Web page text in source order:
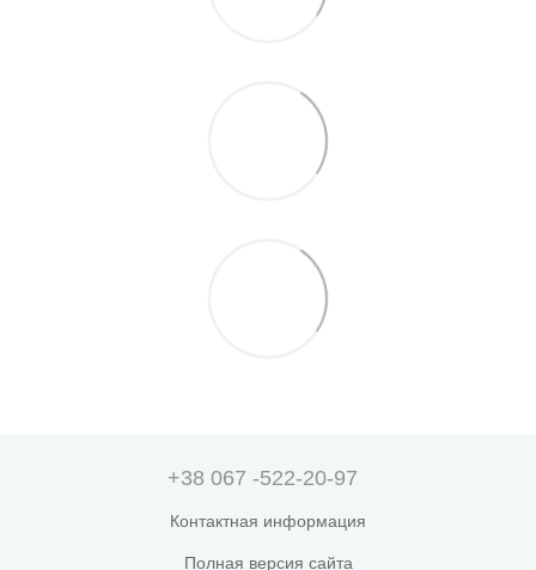
+38 067 -522-20-97
Контактная информация
Полная версия сайта